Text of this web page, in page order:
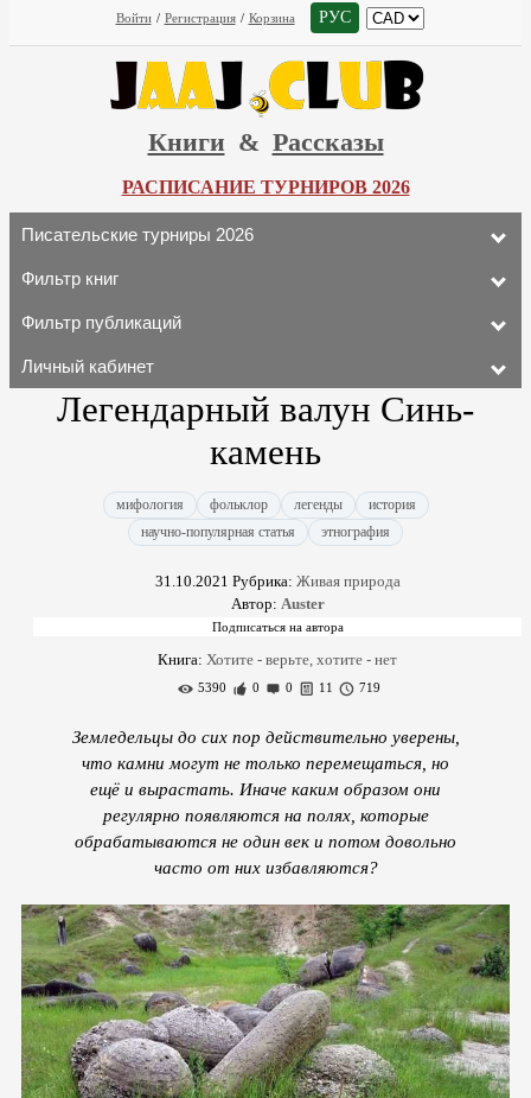
Войти / Регистрация / Корзина РУС
Книги & Рассказы
РАСПИСАНИЕ ТУРНИРОВ 2026
Писательские турниры 2026
Фильтр книг
Фильтр публикаций
Личный кабинет
Легендарный валун Синь-
камень
мифология фольклор легенды
история
научно-популярная статья
этнография
31.10.2021 Рубрика: Живая природа
Автор: Auster
Книга: Хотите - верьте, хотите - нет
5390 0 0 11 719
Земледельцы до сих пор действительно уверены,
что камни могут не только перемещаться, но
ещё и вырастать. Иначе каким образом они
регулярно появляются на полях, которые
обрабатываются не один век и потом довольно
часто от них избавляются?